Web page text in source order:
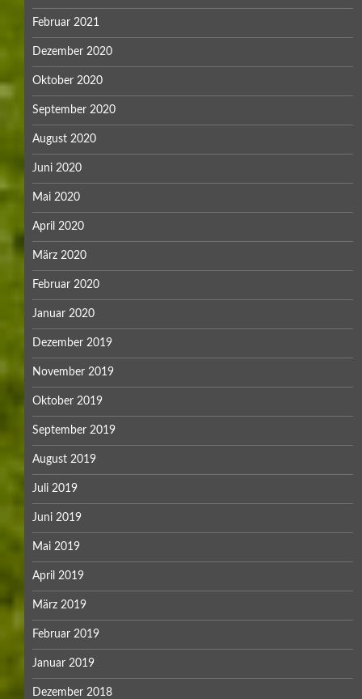
Februar 2021
Dezember 2020
Oktober 2020
September 2020
August 2020
Juni 2020
Mai 2020
April 2020
März 2020
Februar 2020
Januar 2020
Dezember 2019
November 2019
Oktober 2019
September 2019
August 2019
Juli 2019
Juni 2019
Mai 2019
April 2019
März 2019
Februar 2019
Januar 2019
Dezember 2018